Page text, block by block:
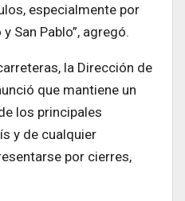
especialmente por
San Pablo”, agregó.
la Dirección de
que mantiene un
los principales
y de cualquier
por cierres,